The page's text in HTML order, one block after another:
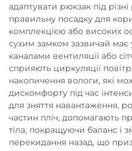
адаптувати рюкзак під
правильну посадку для
комплекцією або високих
сухим замком зазвичай
каналами вентиляції або
сприяють циркуляції
накопичення вологи, які
дискомфорту під час
для зняття навантаження,
частин пліч, допомагають
тіла, покращуючи баланс і
перекидання назад, що